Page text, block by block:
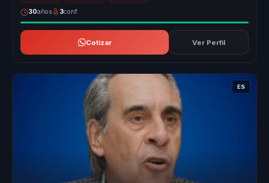
30años 3conf.
Cotizar Ver Perfil
ES